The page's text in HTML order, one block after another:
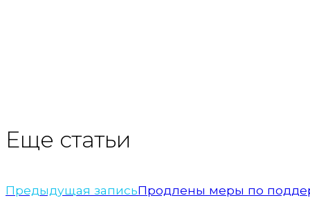
Еще статьи
Предыдущая записьПродлены меры по